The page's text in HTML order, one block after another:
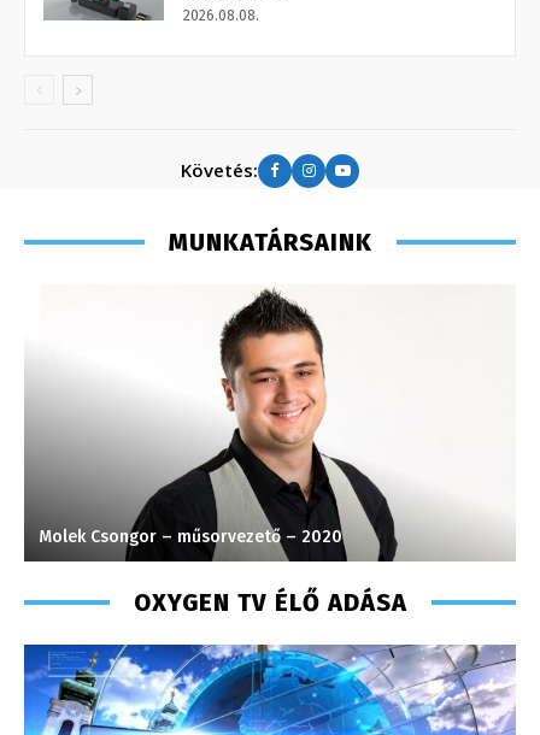
2026.08.08.
Követés:
MUNKATÁRSAINK
Molek Csongor – műsorvezető – 2020
OXYGEN TV ÉLŐ ADÁSA